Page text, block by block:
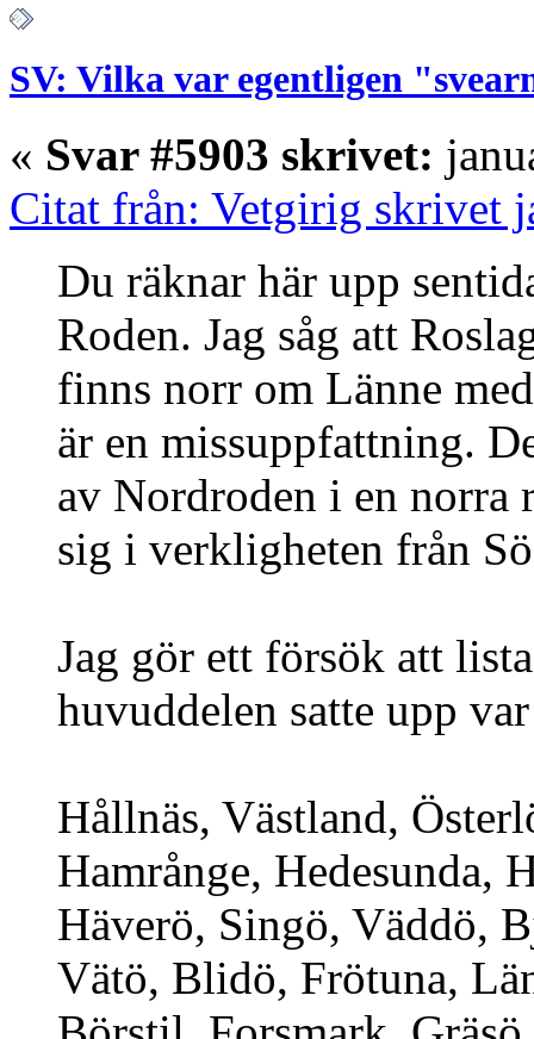
SV: Vilka var egentligen
« Svar #5903 skrivet:
Citat från: Vetgirig skrivet
Du räknar här upp
Roden. Jag såg att
finns norr om Länne
är en missuppfattning.
av Nordroden i en norra
sig i verkligheten från
Jag gör ett försök att
huvuddelen satte upp
Hållnäs, Västland,
Hamrånge, Hedesunda,
Häverö, Singö, Väddö,
Vätö, Blidö, Frötuna,